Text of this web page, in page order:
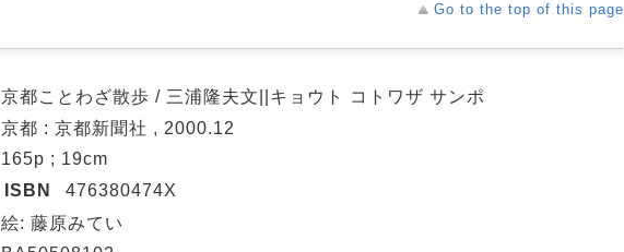
Go to the top of this page
京都ことわざ散歩 / 三浦隆夫文||キョウト コトワザ サンポ
京都 : 京都新聞社 , 2000.12
165p ; 19cm
ISBN
476380474X
絵: 藤原みてい